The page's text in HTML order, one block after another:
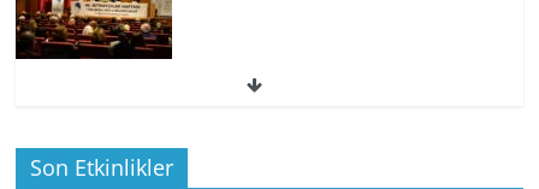
49. İktisatçılar Haftası | 1.…
Son Etkinlikler